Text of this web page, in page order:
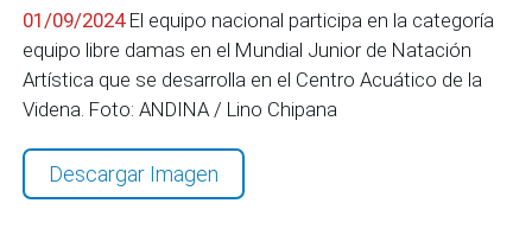
01/09/2024El equipo nacional participa en la categoría
equipo libre damas en el Mundial Junior de Natación
Artística que se desarrolla en el Centro Acuático de la
Videna. Foto: ANDINA / Lino Chipana
Descargar Imagen